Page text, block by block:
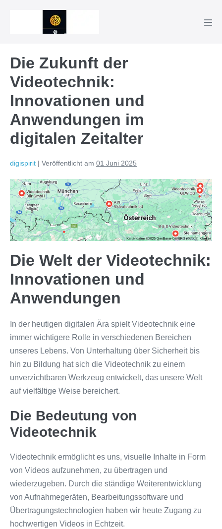
Die Zukunft der
Videotechnik:
Innovationen und
Anwendungen im
digitalen Zeitalter
digispirit | Veröffentlicht am 01 Juni 2025
Die Welt der Videotechnik:
Innovationen und
Anwendungen
In der heutigen digitalen Ära spielt Videotechnik eine
immer wichtigere Rolle in verschiedenen Bereichen
unseres Lebens. Von Unterhaltung über Sicherheit bis
hin zu Bildung hat sich die Videotechnik zu einem
unverzichtbaren Werkzeug entwickelt, das unsere Welt
auf vielfältige Weise bereichert.
Die Bedeutung von
Videotechnik
Videotechnik ermöglicht es uns, visuelle Inhalte in Form
von Videos aufzunehmen, zu übertragen und
wiederzugeben. Durch die ständige Weiterentwicklung
von Aufnahmegeräten, Bearbeitungssoftware und
Übertragungstechnologien haben wir heute Zugang zu
hochwertigen Videos in Echtzeit.